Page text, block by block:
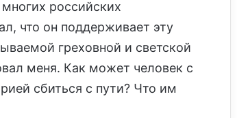
российских
что он поддерживает эту
греховной и светской
меня. Как может человек с
сбиться с пути? Что им